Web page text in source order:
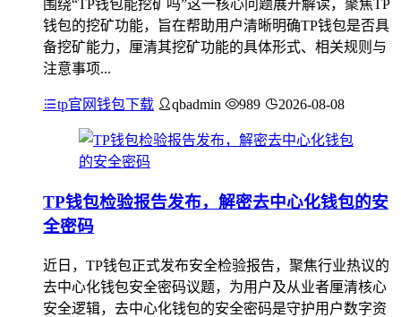
围绕“TP钱包能挖矿吗”这一核心问题展开解读，聚焦TP
钱包的挖矿功能，旨在帮助用户清晰明确TP钱包是否具
备挖矿能力，厘清其挖矿功能的具体形式、相关规则与
注意事项...
tp官网钱包下载 qbadmin 989 2026-08-08
TP钱包检验报告发布，解密去中心化钱包的安
全密码
近日，TP钱包正式发布安全检验报告，聚焦行业热议的
去中心化钱包安全密码议题，为用户及从业者厘清核心
安全逻辑，去中心化钱包的安全密码是守护用户数字资